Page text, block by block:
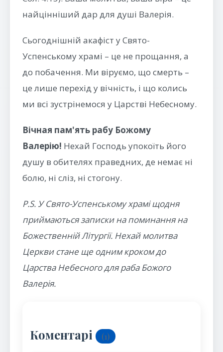
найцінніший дар для душі Валерія.
Сьогоднішній акафіст у Свято-
Успенському храмі – це не прощання, а
до побачення. Ми віруємо, що смерть –
це лише перехід у вічність, і що колись
ми всі зустрінемося у Царстві Небесному.
Вічная пам'ять рабу Божому
Валерію! Нехай Господь упокоїть його
душу в обителях праведних, де немає ні
болю, ні сліз, ні стогону.
P.S. У Свято-Успенському храмі щодня
приймаються записки на поминання на
Божественній Літургії. Нехай молитва
Церкви стане ще одним кроком до
Царства Небесного для раба Божого
Валерія.
Коментарі (1)